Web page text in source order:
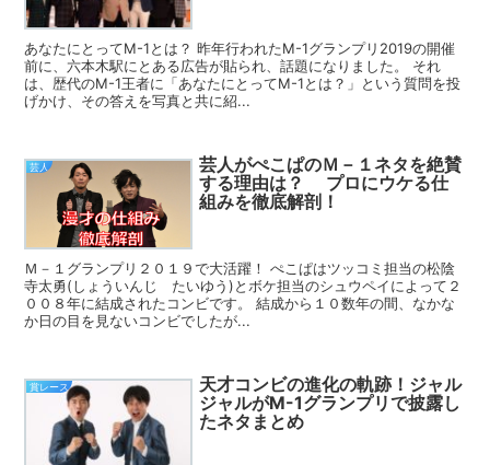
あなたにとってM-1とは？ 昨年行われたM-1グランプリ2019の開催
前に、六本木駅にとある広告が貼られ、話題になりました。 それ
は、歴代のM-1王者に「あなたにとってM-1とは？」という質問を投
げかけ、その答えを写真と共に紹...
芸人
芸人がぺこぱのＭ－１ネタを絶賛
する理由は？ プロにウケる仕
組みを徹底解剖！
Ｍ－１グランプリ２０１９で大活躍！ ぺこぱはツッコミ担当の松陰
寺太勇(しょういんじ たいゆう)とボケ担当のシュウペイによって２
００８年に結成されたコンビです。 結成から１０数年の間、なかな
か日の目を見ないコンビでしたが...
賞レース
天才コンビの進化の軌跡！ジャル
ジャルがM-1グランプリで披露し
たネタまとめ